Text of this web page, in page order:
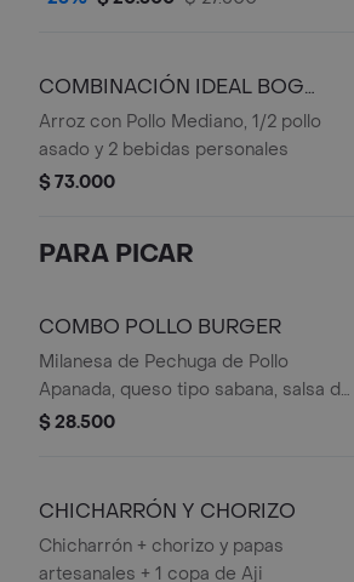
COMBINACIÓN IDEAL BOG
OFERTA
Arroz con Pollo Mediano, 1/2 pollo
asado y 2 bebidas personales
$ 73.000
PARA PICAR
COMBO POLLO BURGER
Milanesa de Pechuga de Pollo
Apanada, queso tipo sabana, salsa de
la casa en Pan de Papa, acompañado
$ 28.500
CHICHARRÓN Y CHORIZO
Chicharrón + chorizo y papas
artesanales + 1 copa de Aji